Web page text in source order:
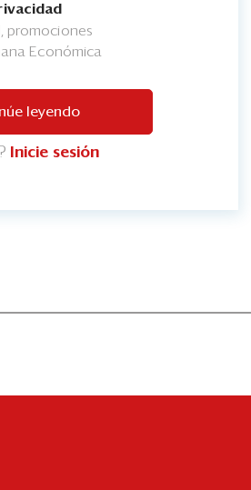
promociones
Económica
leyendo
Inicie sesión